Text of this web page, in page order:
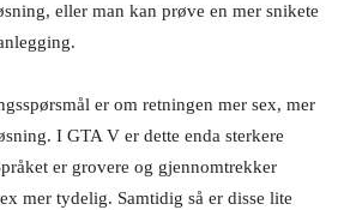
eller man kan prøve en mer snikete
er om retningen mer sex, mer
I GTA V er dette enda sterkere
er grovere og gjennomtrekker
mer tydelig. Samtidig så er disse lite